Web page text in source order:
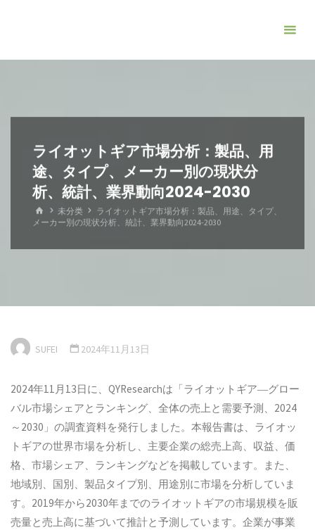
ライオットギア市場分析：製品、用
途、タイプ、メーカー別の現状分
析、統計、業界動向2024-2030
ホ
ー
未分类
ライオットギア市場分析：製品、用途、タイプ、
メーカー別の現状分析、統計、業界動向2024-2030
SUFEI 2024年11月13日
2024年11月13日に、QYResearchは「ライオットギア―グロー
バル市場シェアとランキング、全体の売上と需要予測、2024
～2030」の調査資料を発行しました。本報告書は、ライオッ
トギアの世界市場を分析し、主要企業の総売上高、収益、価
格、市場シェア、ランキングなどを掲載しています。また、
地域別、国別、製品タイプ別、用途別に市場を分析していま
す。2019年から2030年までのライオットギアの市場規模を販
売量と売上高に基づいて推計と予測しています。企業が事業